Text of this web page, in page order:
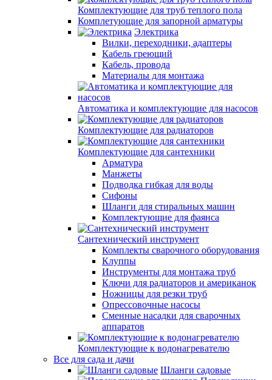
Комплектующие для труб теплого пола
Комплетующие для запорной арматуры
Электрика
Вилки, переходники, адаптеры
Кабель греющий
Кабель, провода
Материалы для монтажа
Автоматика и комплектующие для насосов
Комплектующие для радиаторов
Комплектующие для сантехники
Арматура
Манжеты
Подводка гибкая для воды
Сифоны
Шланги для стиральных машин
Комплектующие для фаянса
Сантехнический инструмент
Комплекты сварочного оборудования
Клуппы
Инструменты для монтажа труб
Ключи для радиаторов и американок
Ножницы для резки труб
Опрессовочные насосы
Сменные насадки для сварочных
аппаратов
Комплектующие к водонагревателю
Все для сада и дачи
Шланги садовые